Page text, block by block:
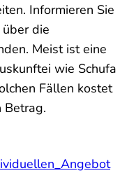
Informieren Sie
die
Meist ist eine
wie Schufa
Fällen kostet
Betrag.